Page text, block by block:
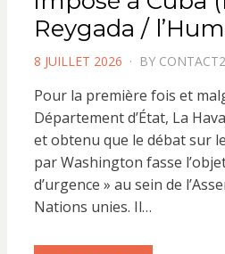
Reygada /
POSTED
8 JUILLET 2026 BY CONTACT2
Pour la première fois et
Département d’État, La
et obtenu que le débat sur
par Washington fasse
d’urgence » au sein de
Nations unies. Il…